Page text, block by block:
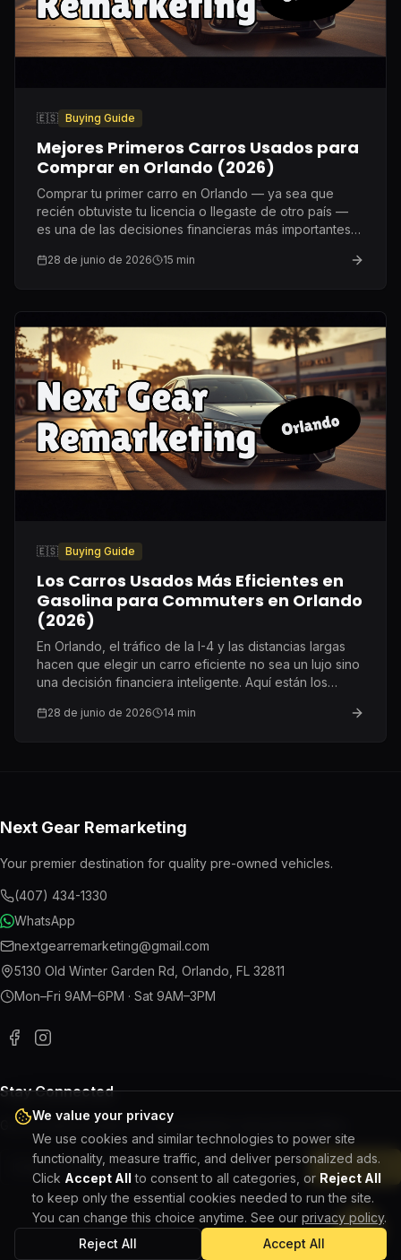
🇪🇸 Buying Guide
Mejores Primeros Carros Usados para
Comprar en Orlando (2026)
Comprar tu primer carro en Orlando — ya sea que
recién obtuviste tu licencia o llegaste de otro país —
es una de las decisiones financieras más importantes
recomiendo.
28 de junio de 2026 15 min
🇪🇸 Buying Guide
Los Carros Usados Más Eficientes en
Gasolina para Commuters en Orlando
(2026)
En Orlando, el tráfico de la I-4 y las distancias largas
hacen que elegir un carro eficiente no sea un lujo sino
una decisión financiera inteligente. Aquí están los
28 de junio de 2026 14 min
Next Gear Remarketing
Your premier destination for quality pre-owned vehicles.
(407) 434-1330
WhatsApp
nextgearremarketing@gmail.com
5130 Old Winter Garden Rd Orlando FL 32811
Mon–Fri 9AM–6PM · Sat 9AM–3PM
Stay Connected
Get the latest updates on new inventory and special offers.
Subscribe
2026Next Gear Remarketing. All rights reserved.
We value your privacy
We use cookies and similar technologies to power site
functionality, measure traffic, and deliver personalized ads.
Click Accept All to consent to all categories, or Reject All
to keep only the essential cookies needed to run the site.
You can change this choice anytime. See our privacy policy.
Reject All
Accept All